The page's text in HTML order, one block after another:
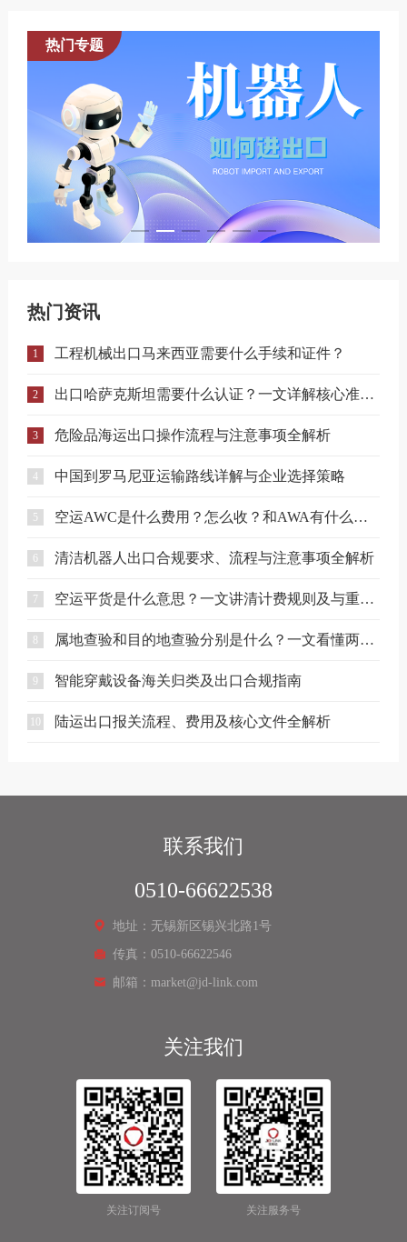
热门专题
热门资讯
1 工程机械出口马来西亚需要什么手续和证件？
2 出口哈萨克斯坦需要什么认证？一文详解核心准入要求
3 危险品海运出口操作流程与注意事项全解析
4 中国到罗马尼亚运输路线详解与企业选择策略
5 空运AWC是什么费用？怎么收？和AWA有什么区别？
6 清洁机器人出口合规要求、流程与注意事项全解析
7 空运平货是什么意思？一文讲清计费规则及与重货、泡货的区别
8 属地查验和目的地查验分别是什么？一文看懂两者区别
9 智能穿戴设备海关归类及出口合规指南
10 陆运出口报关流程、费用及核心文件全解析
联系我们
0510-66622538
地址：无锡新区锡兴北路1号
传真：0510-66622546
邮箱：market@jd-link.com
关注我们
关注订阅号 关注服务号